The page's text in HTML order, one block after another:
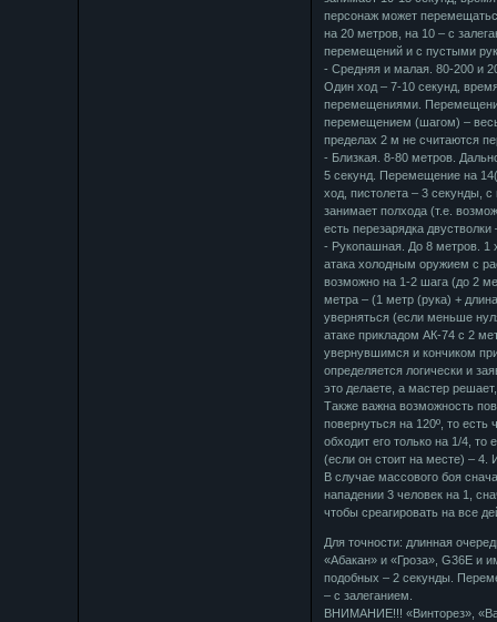
персонаж может
на 20 метров, на 10 – с
перемещений и с пустыми
- Средняя и малая. 80-200 и
Один ход – 7-10 секунд,
перемещениями.
перемещением (шагом) –
пределах 2 м не считаются
- Близкая. 8-80 метров.
5 секунд. Перемещение на
ход, пистолета – 3 секунды,
занимает полхода (т.е.
есть перезарядка
- Рукопашная. До 8 метров. 1
атака холодным оружием с
возможно на 1-2 шага (до 2
метра – (1 метр (рука) +
уверняться (если меньше
атаке прикладом АК-74 с 2
увернувшимся и кончиком
определяется логически и
это делаете, а мастер
Также важна возможность
повернуться на 120º, то
обходит его только на 1/4, то
(если он стоит на месте) – 4.
В случае массового боя
нападении 3 человек на 1,
чтобы среагировать на все
Для точности: длинная
«Абакан» и «Гроза», G36E и
подобных – 2 секунды.
– с залеганием.
ВНИМАНИЕ!!! «Винторез»,